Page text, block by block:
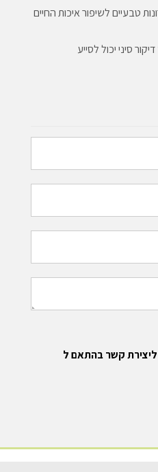
טבעיים לשיפור איכות החיים
סיני יכול לסייע
קשר בהתאם ל